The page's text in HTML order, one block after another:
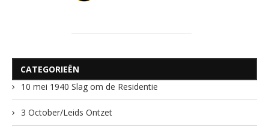
CATEGORIEËN
10 mei 1940 Slag om de Residentie
3 October/Leids Ontzet